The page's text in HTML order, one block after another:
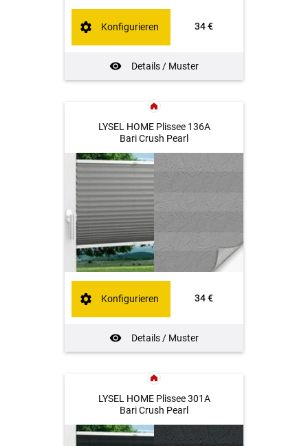
34 €
Details / Muster
Konfigurieren
LYSEL HOME Plissee 136A
Bari Crush Pearl
34 €
Details / Muster
Konfigurieren
LYSEL HOME Plissee 301A
Bari Crush Pearl